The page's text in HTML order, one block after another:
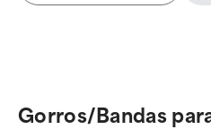
Gorros/Bandas